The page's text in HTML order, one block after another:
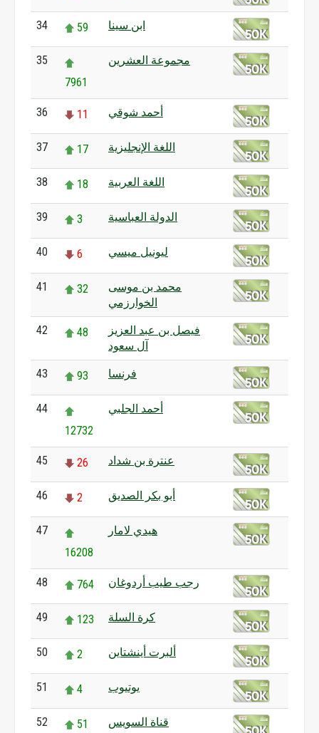
34 59 ابن سينا
35
7961
مجموعة العشرين
36 11 أحمد شوقي
37 17 اللغة الإنجليزية
38 18 اللغة العربية
39 3 الدولة العباسية
40 6 ليونيل ميسي
41 32
محمد بن موسى
الخوارزمي
42 48
فيصل بن عبد العزيز
آل سعود
43 93 فرنسا
44
12732
أحمد الجلبي
45 26 عنترة بن شداد
46 2 أبو بكر الصديق
47
16208
هيدي لامار
48 764 رجب طيب أردوغان
49 123 كرة السلة
50 2 ألبرت أينشتاين
51 4 يوتيوب
52 51 قناة السويس